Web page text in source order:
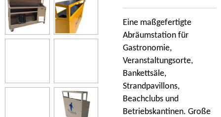
Eine maßgefertigte
Abräumstation für
Gastronomie,
Veranstaltungsorte,
Bankettsäle,
Strandpavillons,
Beachclubs und
Betriebskantinen. Große